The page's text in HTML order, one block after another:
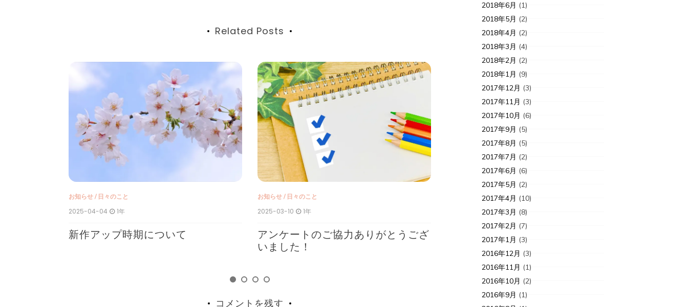
ー
ョ
ン
Related Posts
お知らせ / 日々のこと
2025-04-04 1年
新作アップ時期について
お知らせ / 日々のこと
2025-03-10 1年
アンケートのご協力ありがとうござ
いました！
2020-09-02 6年
サイトリニューアルしました
コメントを残す
2018年6月 (1)
2018年5月 (2)
2018年4月 (2)
2018年3月 (4)
2018年2月 (2)
2018年1月 (9)
2017年12月 (3)
2017年11月 (3)
2017年10月 (6)
2017年9月 (5)
2017年8月 (5)
2017年7月 (2)
2017年6月 (6)
2017年5月 (2)
2017年4月 (10)
2017年3月 (8)
2017年2月 (7)
2017年1月 (3)
2016年12月 (3)
2016年11月 (1)
2016年10月 (2)
2016年9月 (1)